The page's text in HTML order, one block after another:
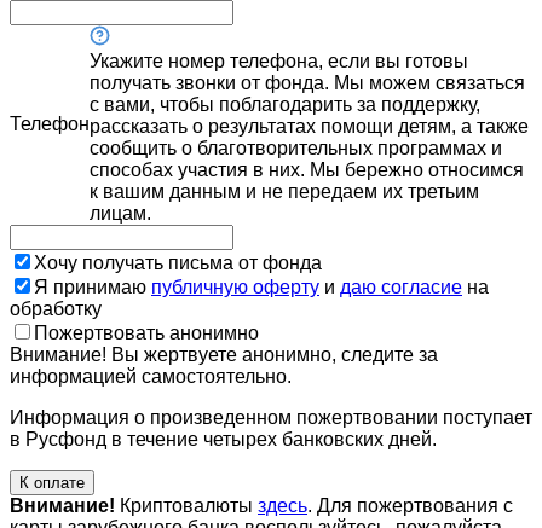
Телефон
Укажите номер телефона, если вы готовы
получать звонки от фонда. Мы можем связаться
с вами, чтобы поблагодарить за поддержку,
рассказать о результатах помощи детям, а также
сообщить о благотворительных программах и
способах участия в них. Мы бережно относимся
к вашим данным и не передаем их третьим
лицам.
Хочу получать письма от фонда
Я принимаю публичную оферту и даю согласие на
обработку
Пожертвовать анонимно
Внимание! Вы жертвуете анонимно, следите за
информацией самостоятельно.
Информация о произведенном пожертвовании поступает
в Русфонд в течение четырех банковских дней.
К оплате
Внимание! Криптовалюты здесь. Для пожертвования с